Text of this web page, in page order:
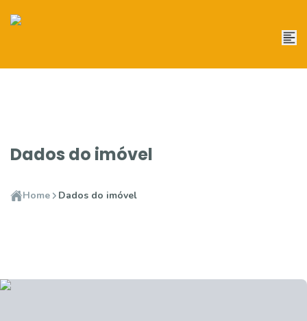
Dados do imóvel
Home Dados do imóvel